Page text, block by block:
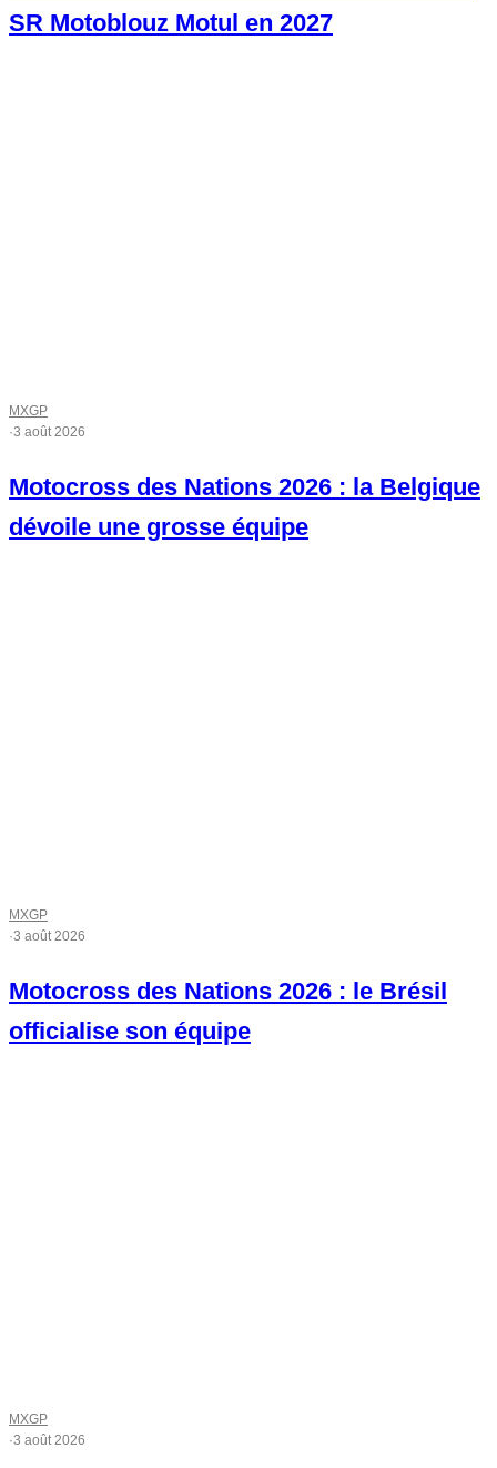
SR Motoblouz Motul en 2027
MXGP
·3 août 2026
Motocross des Nations 2026 : la Belgique
dévoile une grosse équipe
MXGP
·3 août 2026
Motocross des Nations 2026 : le Brésil
officialise son équipe
MXGP
·3 août 2026